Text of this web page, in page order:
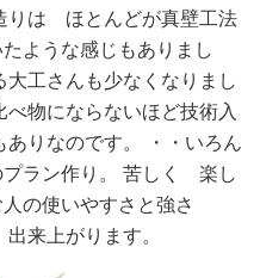
りは ほとんどが真壁工法
ような感じもありまし
工さんも少なくなりまし
物にならないほど技術入
りなのです。
・・いろん
ラン作り。
苦しく 楽し
の使いやすさと強さ
来上がります。